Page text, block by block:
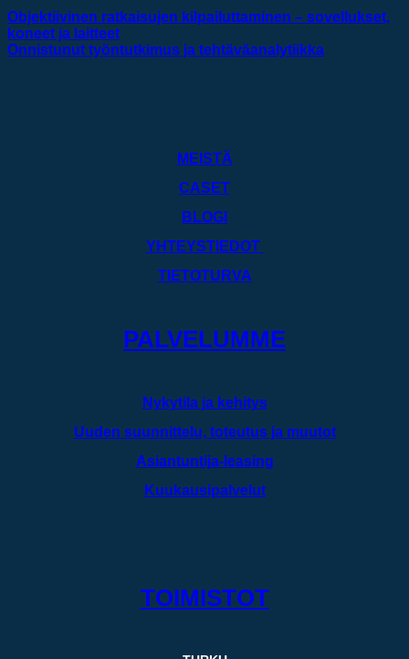
Objektiivinen ratkaisujen kilpailuttaminen – sovellukset,
koneet ja laitteet
Onnistunut työntutkimus ja tehtäväanalytiikka
MEISTÄ
CASET
BLOGI
YHTEYSTIEDOT
TIETOTURVA
PALVELUMME
Nykytila ja kehitys
Uuden suunnittelu, toteutus ja muutot
Asiantuntija-leasing
Kuukausipalvelut
TOIMISTOT